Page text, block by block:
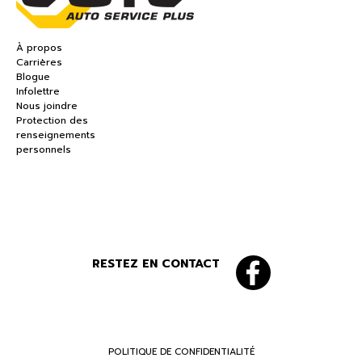
À propos
Carrières
Blogue
Infolettre
Nous joindre
Protection des
renseignements
personnels
RESTEZ EN CONTACT
POLITIQUE DE CONFIDENTIALITÉ